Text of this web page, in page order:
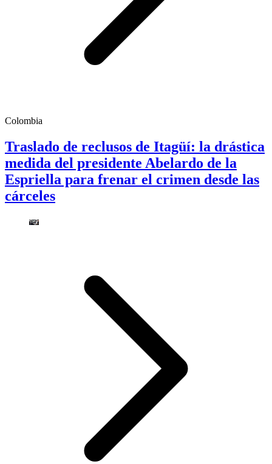
Colombia
Traslado de reclusos de Itagüí: la drástica
medida del presidente Abelardo de la
Espriella para frenar el crimen desde las
cárceles